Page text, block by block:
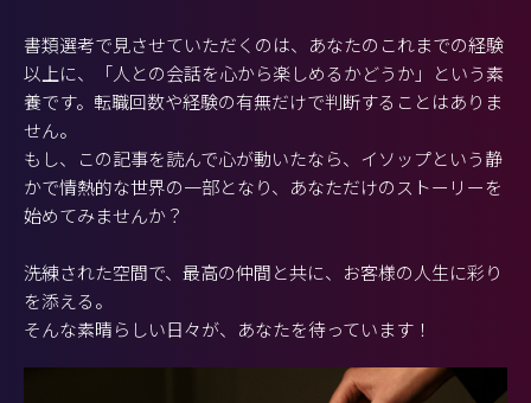
書類選考で見させていただくのは、あなたのこれまでの経験
以上に、「人との会話を心から楽しめるかどうか」という素
養です。転職回数や経験の有無だけで判断することはありま
せん。
もし、この記事を読んで心が動いたなら、イソップという静
かで情熱的な世界の一部となり、あなただけのストーリーを
始めてみませんか？
洗練された空間で、最高の仲間と共に、お客様の人生に彩り
を添える。
そんな素晴らしい日々が、あなたを待っています！